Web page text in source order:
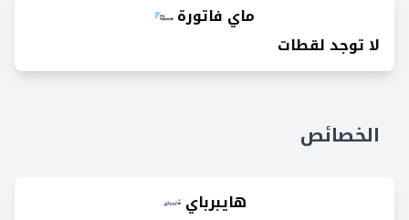
ماي فاتورة
لا توجد لقطات
الخصائص
هايبرباي